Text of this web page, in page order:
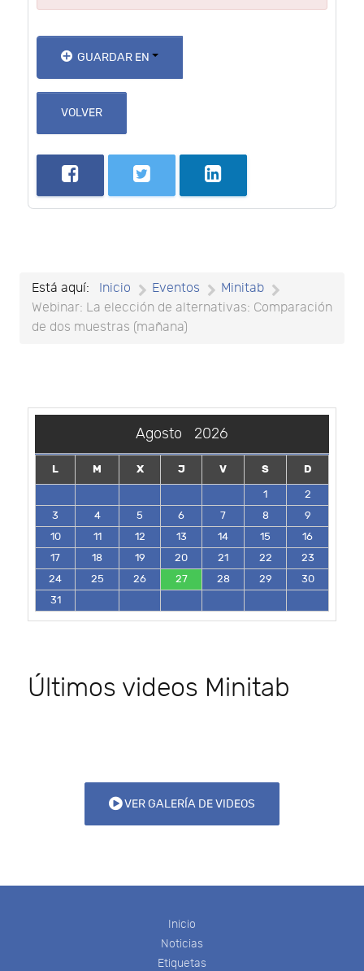
GUARDAR EN
VOLVER
Está aquí: Inicio Eventos
Minitab
Webinar: La elección de alternativas: Comparación
de dos muestras (mañana)
Agosto 2026
L M X J V S
D
1
2
3
4 5 6 7 8
9
10
11 12 13 14 15
16
17
18 19 20 21 22
23
24
25 26 27 28 29
30
31
Últimos videos Minitab
VER GALERÍA DE VIDEOS
Inicio
Noticias
Etiquetas